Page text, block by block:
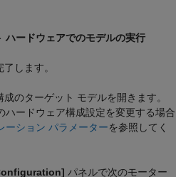
ハードウェアでのモデルの実行
します。
のターゲット モデルを開きます。
ハードウェア構成設定を変更する場合
ーション パラメーターを参照してく
パネルで次のモーター